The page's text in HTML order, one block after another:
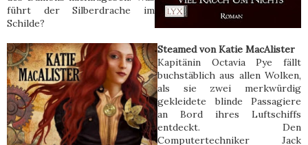
führt der Silberdrache im
Schilde?
Steamed von Katie MacAlister
Kapitänin Octavia Pye fällt
buchstäblich aus allen Wolken,
als sie zwei merkwürdig
gekleidete blinde Passagiere
an Bord ihres Luftschiffs
entdeckt. Den
Computertechniker Jack